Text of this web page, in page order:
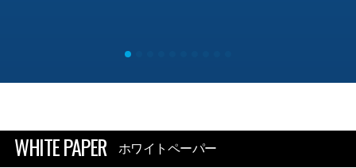
WHITE PAPER ホワイトペーパー